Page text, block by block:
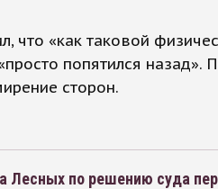
что «как таковой
попятился назад».
сторон.
Лесных по решению суда